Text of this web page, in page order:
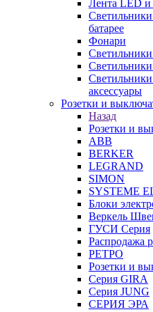
Лента LED и
батарее
Фонари
Светильники
аксессуары
Розетки и
Назад
Розетки и
ABB
BERKER
LEGRAND
SIMON
SYSTEME
Блоки
Веркель
ГУСИ Серия
Распродажа
РЕТРО
Розетки и
Серия GIRA
Серия JUNG
СЕРИЯ ЭРА